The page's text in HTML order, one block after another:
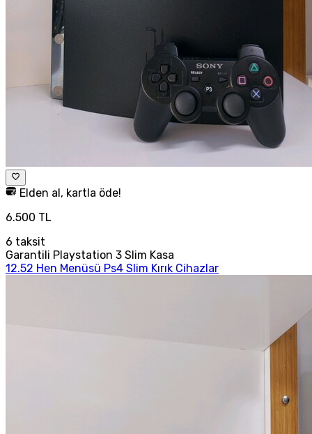
Elden al, kartla öde!
6.500 TL
6 taksit
Garantili Playstation 3 Slim Kasa
12.52 Hen Menüsü Ps4 Slim Kırık Cihazlar